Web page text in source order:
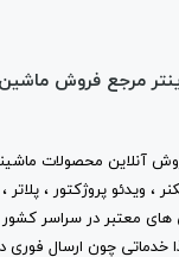
مرجع فروش
آنلاین محصولات
، ویدئو پروژکتور ،
های معتبر در
خدماتی چون ارسال فوری